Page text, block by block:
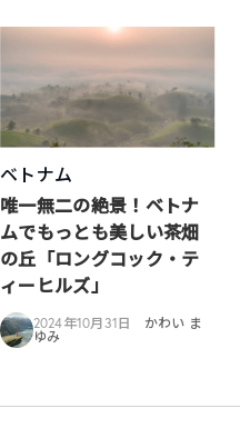
ベトナム
唯一無二の絶景！ベトナ
ムでもっとも美しい茶畑
の丘「ロングコック・テ
ィーヒルズ」
2024年10月31日
かわい ま
ゆみ